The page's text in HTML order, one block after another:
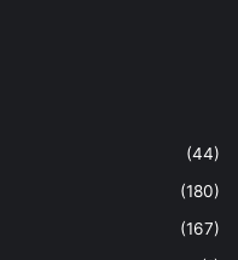
(44)
(180)
(167)